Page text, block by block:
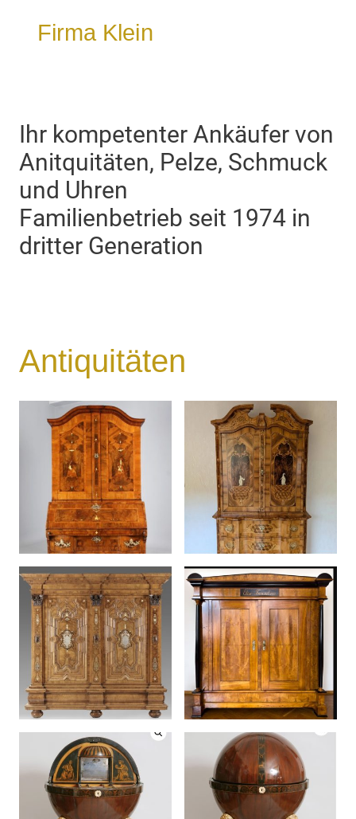
Firma Klein
Ihr kompetenter Ankäufer von
Anitquitäten, Pelze, Schmuck
und Uhren
Familienbetrieb seit 1974 in
dritter Generation
Antiquitäten